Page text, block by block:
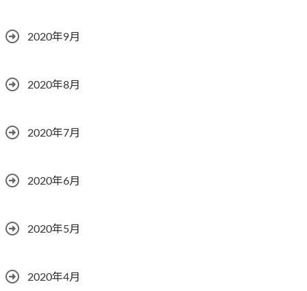
2020年9月
2020年8月
2020年7月
2020年6月
2020年5月
2020年4月